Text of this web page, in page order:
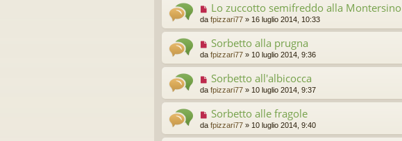
Lo zuccotto semifreddo alla Montersino
da fpizzari77 » 16 luglio 2014, 10:33
Sorbetto alla prugna
da fpizzari77 » 10 luglio 2014, 9:36
Sorbetto all'albicocca
da fpizzari77 » 10 luglio 2014, 9:37
Sorbetto alle fragole
da fpizzari77 » 10 luglio 2014, 9:40